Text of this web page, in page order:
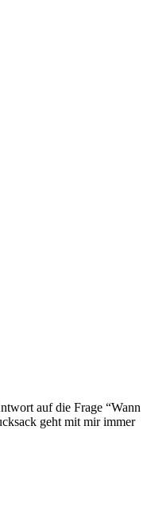
auf die Frage “Wann
geht mit mir immer